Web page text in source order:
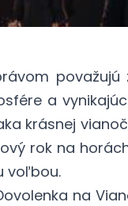
považujú
a
krásnej
rok na
voľbou.
na